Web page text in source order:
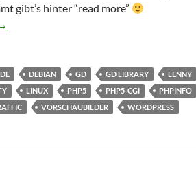
gibt’s hinter “read more”
erstellt keine Thumbnails –
DEBIAN GD GD LIBRARY
LENNY
LINUX PHP5 PHP5-CGI
PHPINFO
VORSCHAUBILDER WORDPRESS